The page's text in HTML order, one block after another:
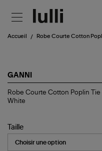
Accueil Robe Courte Cotton
GANNI
Robe
Courte
Tie
String
Bright
White
Robe Courte Cotton Poplin Tie
White
Taille